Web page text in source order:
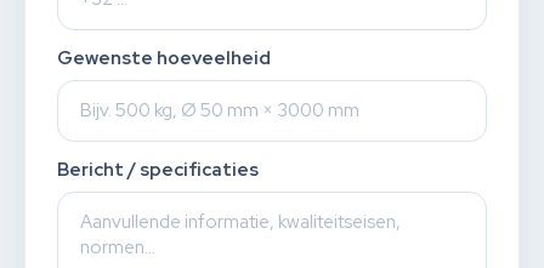
Gewenste hoeveelheid
Bericht / specificaties